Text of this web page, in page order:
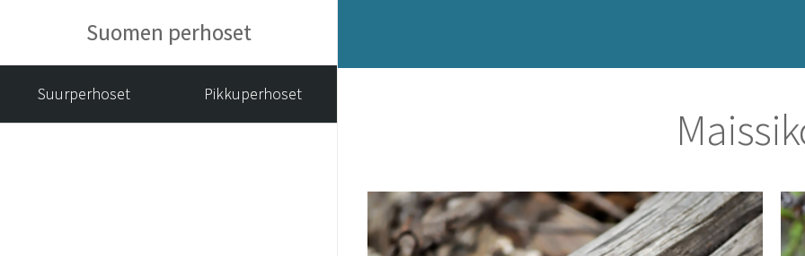
Suomen perhoset
Suurperhoset Pikkuperhoset